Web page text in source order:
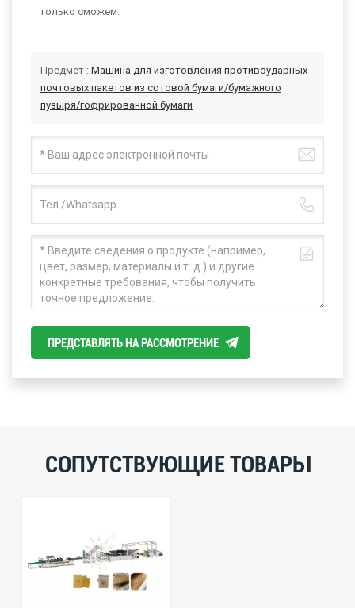
только сможем.
Предмет : Машина для изготовления противоударных
почтовых пакетов из сотовой бумаги/бумажного
пузыря/гофрированной бумаги
ПРЕДСТАВЛЯТЬ НА РАССМОТРЕНИЕ
СОПУТСТВУЮЩИЕ ТОВАРЫ